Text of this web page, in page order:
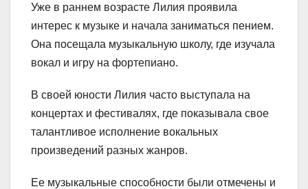
Уже в раннем возрасте Лилия проявила
интерес к музыке и начала заниматься пением.
Она посещала музыкальную школу, где изучала
вокал и игру на фортепиано.
В своей юности Лилия часто выступала на
концертах и фестивалях, где показывала свое
талантливое исполнение вокальных
произведений разных жанров.
Ее музыкальные способности были отмечены и